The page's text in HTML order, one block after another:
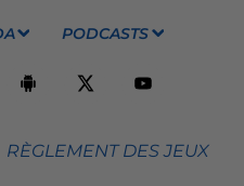
PODCASTS
RÈGLEMENT DES JEUX